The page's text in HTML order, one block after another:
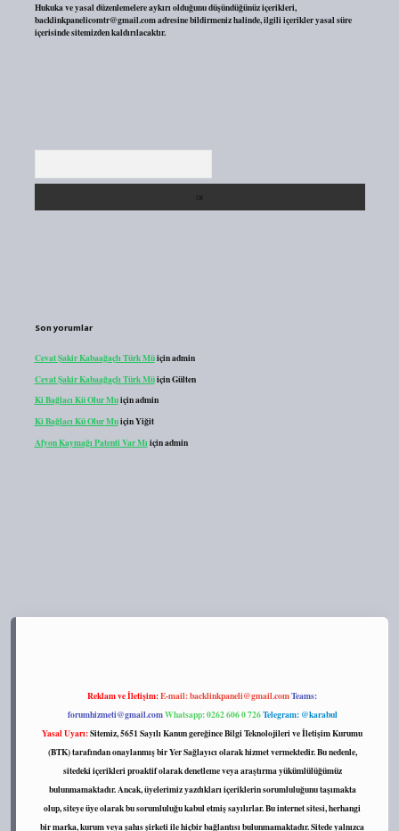
Hukuka ve yasal düzenlemelere aykırı olduğunu düşündüğünüz içerikleri,
backlinkpanelicomtr@gmail.comadresine bildirmeniz halinde, ilgili içerikler yasal süre
içerisinde sitemizden kaldırılacaktır.
Son yorumlar
Cevat Şakir Kabaağaçlı Türk Müiçinadmin
Cevat Şakir Kabaağaçlı Türk MüiçinGülten
Ki Bağlacı Kü Olur Muiçinadmin
Ki Bağlacı Kü Olur MuiçinYiğit
Afyon Kaymağı Patenti Var Mı içinadmin
Reklam ve İletişim:E-mail:backlinkpaneli@gmail.comTeams:
forumhizmeti@gmail.comWhatsapp: 0262 606 0 726Telegram: @karabul
Yasal Uyarı:Sitemiz, 5651 Sayılı Kanun gereğince Bilgi Teknolojileri ve İletişim Kurumu
(BTK) tarafından onaylanmış bir Yer Sağlayıcı olarak hizmet vermektedir. Bu nedenle,
sitedeki içerikleri proaktif olarak denetleme veya araştırma yükümlülüğümüz
bulunmamaktadır. Ancak, üyelerimiz yazdıkları içeriklerin sorumluluğunu taşımakta
olup, siteye üye olarak bu sorumluluğu kabul etmiş sayılırlar. Bu internet sitesi, herhangi
bir marka, kurum veya şahıs şirketi ile hiçbir bağlantısı bulunmamaktadır. Sitede yalnızca